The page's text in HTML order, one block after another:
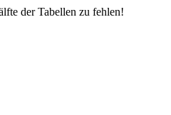
der Tabellen zu fehlen!